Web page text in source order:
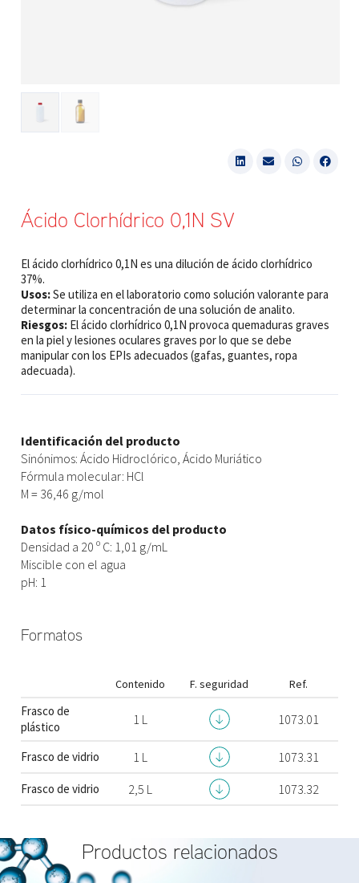
Ácido Clorhídrico 0,1N SV
El ácido clorhídrico 0,1N es una dilución de ácido clorhídrico
37%.
Usos:Se utiliza en el laboratorio como solución valorante para
determinar la concentración de una solución de analito.
Riesgos: El ácido clorhídrico 0,1N provoca quemaduras graves
en la piel y lesiones oculares graves por lo que se debe
manipular con los EPIs adecuados (gafas, guantes, ropa
adecuada).
Identificación del producto
Sinónimos: Ácido Hidroclórico, Ácido Muriático
Fórmula molecular: HCl
M = 36,46 g/mol
Datos físico-químicos del producto
Densidad a 20 º C: 1,01 g/mL
Miscible con el agua
pH: 1
Formatos
Contenido F. seguridad Ref.
Frasco de
plástico
1 L 1073.01
Frasco de vidrio 1 L 1073.31
Frasco de vidrio 2,5 L 1073.32
Productos relacionados